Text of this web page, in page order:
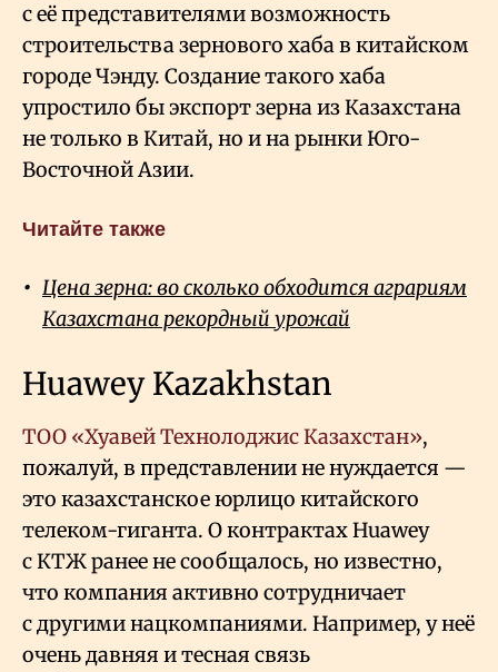
с её представителями возможность
строительства зернового хаба в китайском
городе Чэнду. Создание такого хаба
упростило бы экспорт зерна из Казахстана
не только в Китай, но и на рынки Юго-
Восточной Азии.
Читайте также
Цена зерна: во сколько обходится аграриям
Казахстана рекордный урожай
Huawey Kazakhstan
ТОО «Хуавей Технолоджис Казахстан»,
пожалуй, в представлении не нуждается —
это казахстанское юрлицо китайского
телеком-гиганта. О контрактах Huawey
с КТЖ ранее не сообщалось, но известно,
что компания активно сотрудничает
с другими нацкомпаниями. Например, у неё
очень давняя и тесная связь